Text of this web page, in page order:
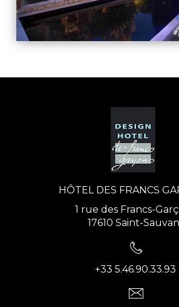
HÔTEL DES FRANCS
1 rue des Francs-
17610 Saint-
+33 5.46.90.33.93